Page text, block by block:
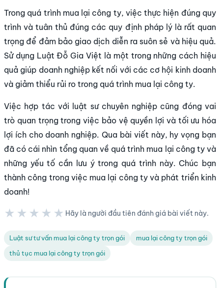
Trong quá trình mua lại công ty, việc thực hiện đúng quy
trình và tuân thủ đúng các quy định pháp lý là rất quan
trọng để đảm bảo giao dịch diễn ra suôn sẻ và hiệu quả.
Sử dụng Luật Đỗ Gia Việt là một trong những cách hiệu
quả giúp doanh nghiệp kết nối với các cơ hội kinh doanh
và giảm thiểu rủi ro trong quá trình mua lại công ty.
Việc hợp tác với luật sư chuyên nghiệp cũng đóng vai
trò quan trọng trong việc bảo vệ quyền lợi và tối ưu hóa
lợi ích cho doanh nghiệp. Qua bài viết này, hy vọng bạn
đã có cái nhìn tổng quan về quá trình mua lại công ty và
những yếu tố cần lưu ý trong quá trình này. Chúc bạn
thành công trong việc mua lại công ty và phát triển kinh
doanh!
★★★★★ Hãy là người đầu tiên đánh giá bài viết này.
Luật sư tư vấn mua lại công ty trọn gói
mua lại công ty trọn gói
thủ tục mua lại công ty trọn gói